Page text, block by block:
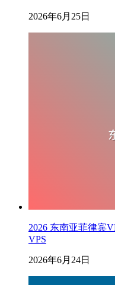
2026年6月25日
2026 东南亚菲律宾
VPS
2026年6月24日